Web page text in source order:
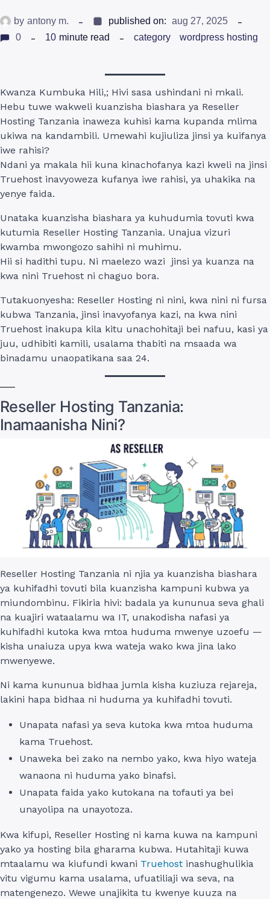
by antony m. published on: aug 27, 2025
0
10 minute read category wordpress hosting
Kwanza Kumbuka Hili,; Hivi sasa ushindani ni mkali.
Hebu tuwe wakweli kuanzisha biashara ya Reseller
Hosting Tanzania inaweza kuhisi kama kupanda mlima
ukiwa na kandambili. Umewahi kujiuliza jinsi ya kuifanya
iwe rahisi?
Ndani ya makala hii kuna kinachofanya kazi kweli na jinsi
Truehost inavyoweza kufanya iwe rahisi, ya uhakika na
yenye faida.
Unataka kuanzisha biashara ya kuhudumia tovuti kwa
kutumia Reseller Hosting Tanzania. Unajua vizuri
kwamba mwongozo sahihi ni muhimu.
Hii si hadithi tupu. Ni maelezo wazi jinsi ya kuanza na
kwa nini Truehost ni chaguo bora.
Tutakuonyesha: Reseller Hosting ni nini, kwa nini ni fursa
kubwa Tanzania, jinsi inavyofanya kazi, na kwa nini
Truehost inakupa kila kitu unachohitaji bei nafuu, kasi ya
juu, udhibiti kamili, usalama thabiti na msaada wa
binadamu unaopatikana saa 24.
Reseller Hosting Tanzania:
Inamaanisha Nini?
Reseller Hosting Tanzania ni njia ya kuanzisha biashara
ya kuhifadhi tovuti bila kuanzisha kampuni kubwa ya
miundombinu. Fikiria hivi: badala ya kununua seva ghali
na kuajiri wataalamu wa IT, unakodisha nafasi ya
kuhifadhi kutoka kwa mtoa huduma mwenye uzoefu —
kisha unaiuza upya kwa wateja wako kwa jina lako
mwenyewe.
Ni kama kununua bidhaa jumla kisha kuziuza rejareja,
lakini hapa bidhaa ni huduma ya kuhifadhi tovuti.
Unapata nafasi ya seva kutoka kwa mtoa huduma
kama Truehost.
Unaweka bei zako na nembo yako, kwa hiyo wateja
wanaona ni huduma yako binafsi.
Unapata faida yako kutokana na tofauti ya bei
unayolipa na unayotoza.
Kwa kifupi, Reseller Hosting ni kama kuwa na kampuni
yako ya hosting bila gharama kubwa. Hutahitaji kuwa
mtaalamu wa kiufundi kwani Truehost inashughulikia
vitu vigumu kama usalama, ufuatiliaji wa seva, na
matengenezo. Wewe unajikita tu kwenye kuuza na